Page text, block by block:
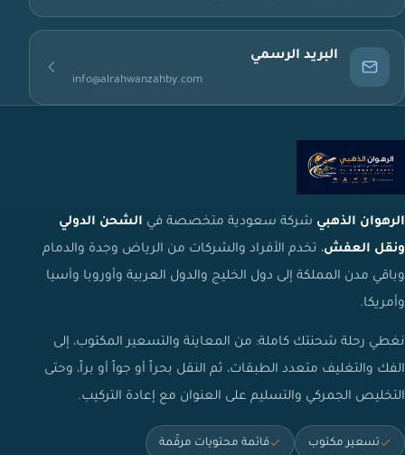
البريد الرسمي
info@alrahwanzahby.com
الرهوان الذهبي شركة سعودية متخصصة في الشحن الدولي
ونقل العفش، تخدم الأفراد والشركات من الرياض وجدة والدمام
وباقي مدن المملكة إلى دول الخليج والدول العربية وأوروبا وآسيا
وأمريكا.
نغطي رحلة شحنتك كاملة: من المعاينة والتسعير المكتوب، إلى
الفك والتغليف متعدد الطبقات، ثم النقل بحراً أو جواً أو براً، وحتى
التخليص الجمركي والتسليم على العنوان مع إعادة التركيب.
تسعير مكتوب قائمة محتويات مرقّمة